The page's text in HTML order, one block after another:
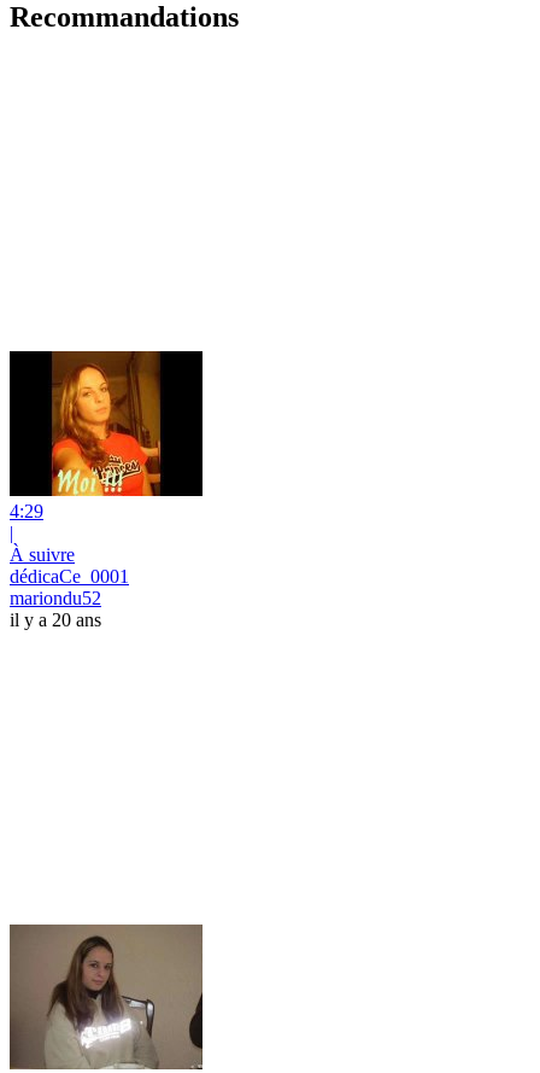
Recommandations
4:29
|
À suivre
dédicaCe_0001
mariondu52
il y a 20 ans